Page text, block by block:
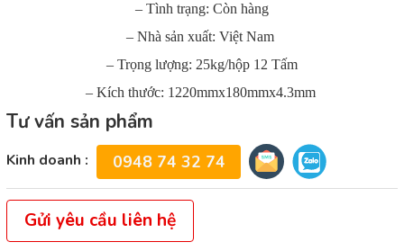
– Tình trạng: Còn hàng
– Nhà sản xuất: Việt Nam
– Trọng lượng: 25kg/hộp 12 Tấm
– Kích thước: 1220mmx180mmx4.3mm
Tư vấn sản phẩm
Kinh doanh : 0948 74 32 74
Gửi yêu cầu liên hệ